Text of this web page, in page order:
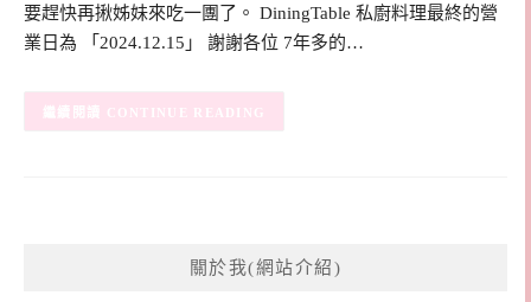
要趕快再揪姊妹來吃一團了。 DiningTable 私廚料理最終的營
業日為 「2024.12.15」 謝謝各位 7年多的…
CONTINUE READING
關於我(網站介紹)